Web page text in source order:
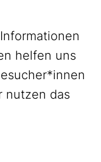
helfen uns
nutzen das